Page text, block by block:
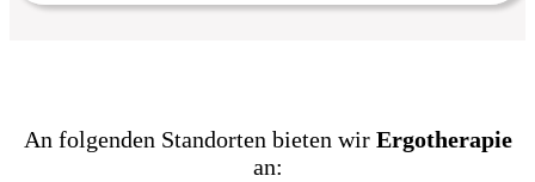
An folgenden Standorten bieten wir Ergotherapie
an: